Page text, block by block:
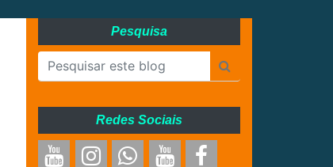
Pesquisa
Redes Sociais